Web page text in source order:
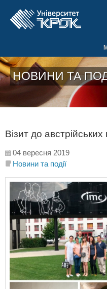
НОВИНИ ТА
Візит до австрійських
04 вересня 2019
Новини та події